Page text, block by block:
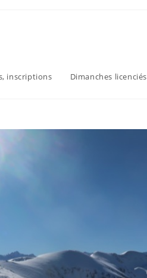
inscriptions Dimanches licenciés